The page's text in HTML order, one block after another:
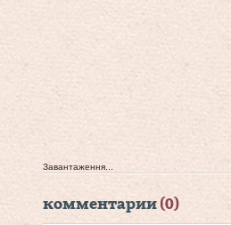
Завантаження...
комментарии (0)